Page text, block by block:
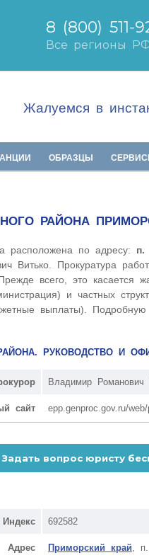
Жалуемся в
ОБРАЗЦЫ
РАЙОНА
расположена по адресу: п.
Витько. Прокуратура
всего, это касается
и частных
выплаты).
РУКОВОДСТВО И
Владимир Романович
сайт epp.genproc.gov.ru/
Индекс 692582
Адрес Приморский край ,